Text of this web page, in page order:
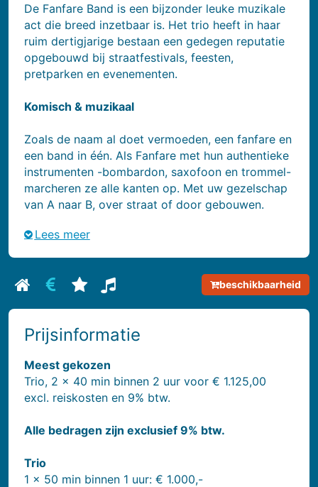
De Fanfare Band is een bijzonder leuke muzikale
act die breed inzetbaar is. Het trio heeft in haar
ruim dertigjarige bestaan een gedegen reputatie
opgebouwd bij straatfestivals, feesten,
pretparken en evenementen.
Komisch & muzikaal
Zoals de naam al doet vermoeden, een fanfare en
een band in één. Als Fanfare met hun authentieke
instrumenten -bombardon, saxofoon en trommel-
marcheren ze alle kanten op. Met uw gezelschap
van A naar B, over straat of door gebouwen.
Lees meer
Bekijk biografie van De Fanfare Band
Bekijk prijsinformatie van De Fanfare Band
Bekijk reviews van De Fanfare Band
Bekijk repertoire van De Fanfare Band
beschikbaarheid
Prijsinformatie
Meest gekozen
Trio, 2 x 40 min binnen 2 uur voor € 1.125,00
excl. reiskosten en 9% btw.
Alle bedragen zijn exclusief 9% btw.
Trio
1 x 50 min binnen 1 uur: € 1.000,-